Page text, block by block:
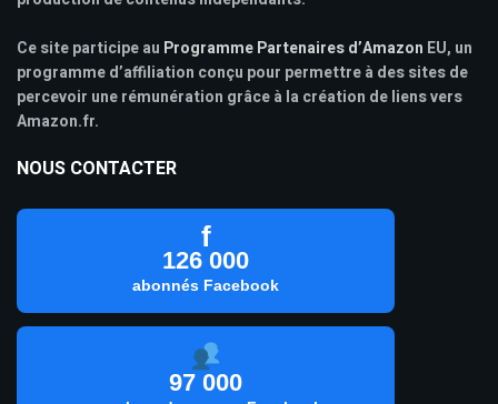
Ce site participe au Programme Partenaires d’Amazon EU, un
programme d’affiliation conçu pour permettre à des sites de
percevoir une rémunération grâce à la création de liens vers
Amazon.fr.
NOUS CONTACTER
f
126 000
abonnés Facebook
97 000